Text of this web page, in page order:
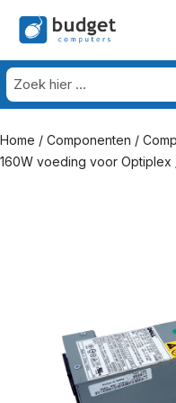
Home / Componenten /
160W voeding voor Optiplex /